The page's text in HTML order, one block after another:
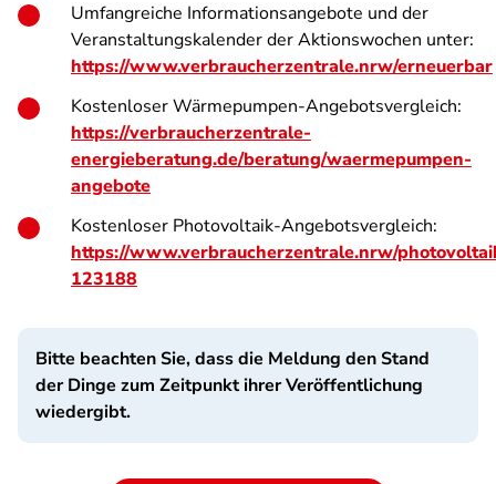
Umfangreiche Informationsangebote und der
Veranstaltungskalender der Aktionswochen unter:
https://www.verbraucherzentrale.nrw/erneuerbar
Kostenloser Wärmepumpen-Angebotsvergleich:
https://verbraucherzentrale-
energieberatung.de/beratung/waermepumpen-
angebote
Kostenloser Photovoltaik-Angebotsvergleich:
https://www.verbraucherzentrale.nrw/
123188
Bitte beachten Sie, dass die Meldung den Stand
der Dinge zum Zeitpunkt ihrer Veröffentlichung
wiedergibt.